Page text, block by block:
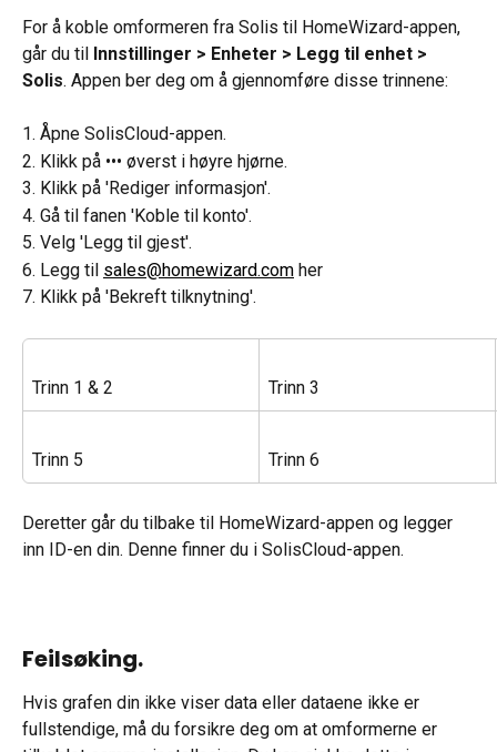
For å koble omformeren fra Solis til HomeWizard-appen,
går du til Innstillinger > Enheter > Legg til enhet >
Solis. Appen ber deg om å gjennomføre disse trinnene:
1. Åpne SolisCloud-appen.
2. Klikk på ••• øverst i høyre hjørne.
3. Klikk på 'Rediger informasjon'.
4. Gå til fanen 'Koble til konto'.
5. Velg 'Legg til gjest'.
6. Legg til sales@homewizard.com her
7. Klikk på 'Bekreft tilknytning'.
Trinn 1 & 2 Trinn 3
Trinn 5 Trinn 6
Deretter går du tilbake til HomeWizard-appen og legger
inn ID-en din. Denne finner du i SolisCloud-appen.
Feilsøking.
Hvis grafen din ikke viser data eller dataene ikke er
fullstendige, må du forsikre deg om at omformerne er